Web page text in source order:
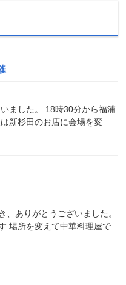
ました。 18時30分から福浦
新杉田のお店に会場を変
、ありがとうございました。
場所を変えて中華料理屋で